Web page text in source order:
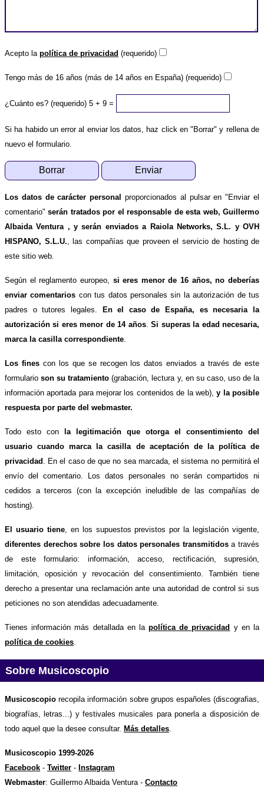
Acepto la política de privacidad (requerido)
Tengo más de 16 años (más de 14 años en España) (requerido)
¿Cuánto es? (requerido) 5 + 9 =
Si ha habido un error al enviar los datos, haz click en "Borrar" y rellena de
nuevo el formulario.
Los datos de carácter personal
proporcionados al pulsar en "Enviar el
comentario"serán tratados por el responsable de esta web, Guillermo
Albaida Ventura , y serán enviados a Raiola Networks, S.L. y OVH
HISPANO, S.L.U. , las compañías que proveen el servicio de hosting de
este sitio web.
Según el reglamento europeo, si eres menor de 16 años, no deberías
enviar comentarios con tus datos personales sin la autorización de tus
padres o tutores legales.
En el caso de España, es necesaria la
autorización si eres menor de 14 años.Si superas la edad necesaria,
marca la casilla correspondiente
Los finescon los que se recogen los datos enviados a través de este
formularioson su tratamiento (grabación, lectura y, en su caso, uso de la
información aportada para mejorar los contenidos de la web),y la posible
respuesta por parte del webmaster.
Todo esto con
la legitimación que otorga el consentimiento del
usuario cuando marca la casilla de aceptación de la política de
privacidad
. En el caso de que no sea marcada, el sistema no permitirá el
envío del comentario. Los datos personales no serán compartidos ni
cedidos a terceros (con la excepción ineludible de las compañías de
hosting).
El usuario tiene, en los supuestos previstos por la legislación vigente,
diferentes derechos sobre los datos personales transmitidosa través
de este formulario: información, acceso, rectificación, supresión,
limitación, oposición y revocación del consentimiento. También tiene
derecho a presentar una reclamación ante una autoridad de control si sus
peticiones no son atendidas adecuadamente.
Tienes información más detallada en lapolítica de privacidad y en la
política de cookies
Sobre Musicoscopio
Musicoscopio recopila información sobre grupos españoles (discografias,
biografías, letras...) y festivales musicales para ponerla a disposición de
todo aquel que la desee consultar. Más detalles.
Musicoscopio 1999-2026
Facebook - Twitter - Instagram
Webmaster: Guillermo Albaida Ventura - Contacto